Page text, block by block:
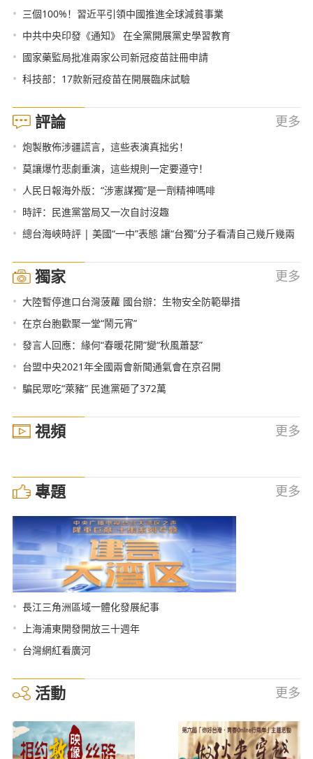
• 三個100%！習近平引領中國推進全球減貧事業
• 中共中央印發《通知》 在全黨開展黨史學習教育
• 國家藥監局批准兩家公司新冠疫苗註冊申請
• 科技部：17款新冠疫苗在開展臨床試驗
評論 更多
• 炮製散佈涉疆謊言，這些表演真拙劣！
• 莫讓爆竹悲劇重演，這些規則一定要遵守！
• 人民日報海外版：“涉憲謀獨”是一劑精神嗎啡
• 時評：民進黨當局又一次自討沒趣
• 總台海峽時評 | 美國“一中”表態 讓“台獨”分子看清自己幾斤幾兩
獨家 更多
• 大陸暫停進口台灣菠蘿 國台辦：生物安全防範舉措
• 在京台胞歡聚一堂“鬧元宵”
• 發言人回應：緣何“春暖花開”變“秋風蕭瑟”
• 台盟中央2021年全國兩會新聞通氣會在京召開
• 騙民眾吃“萊豬” 民進黨砸了372萬
視頻 更多
專題 更多
• 長江三角洲區域一體化發展紀事
• 上海浦東開發開放三十週年
• 台灣網紅看廣河
活動 更多